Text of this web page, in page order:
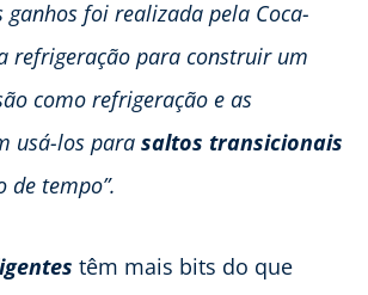
foi realizada pela Coca-
refrigeração para construir um
como refrigeração e as
usá-los para saltos transicionais
de tempo”.
têm mais bits do que